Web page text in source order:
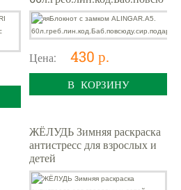
ду.сир.подар.уп
Цена: 430 р.
В КОРЗИНУ
ЖЁЛУДЬ Зимняя раскраска
антистресс для взрослых и
детей